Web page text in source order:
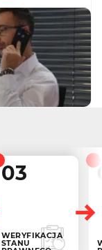
03
WERYFIKACJA
STANU